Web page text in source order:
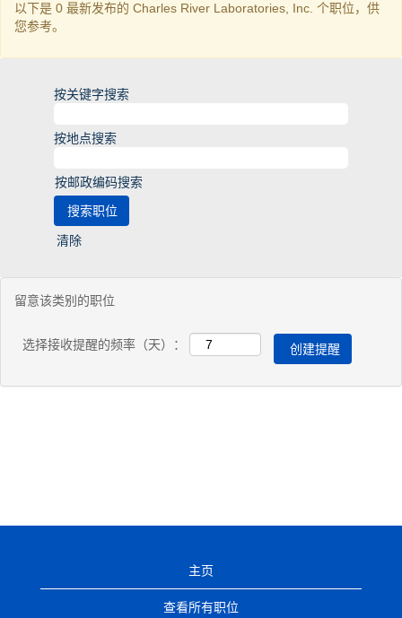
以下是 0 最新发布的 Charles River Laboratories, Inc. 个职位，供
您参考。
按关键字搜索
按地点搜索
按邮政编码搜索
清除
留意该类别的职位
选择接收提醒的频率（天）：
主页
查看所有职位